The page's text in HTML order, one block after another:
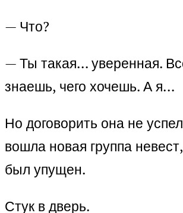
— Что?
— Ты такая… уверенная.
знаешь, чего хочешь. А я…
Но договорить она не
вошла новая группа
был упущен.
Стук в дверь.